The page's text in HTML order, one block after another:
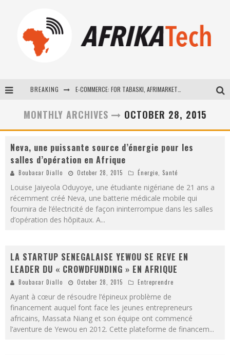
BREAKING
La Révolution Silencieuse : Quand Les Entrepreneurs Africains Décident de ne Plus se Taire
New to online sports betting? Consider These Tips to Play Your First Online Sports Betting Successfully
How Technology Has Changed Sports
MONTHLY ARCHIVES OCTOBER 28, 2015
Neva, une puissante source d’énergie pour les
salles d’opération en Afrique
Boubacar Diallo October 28, 2015 Énergie Santé
Louise Jaiyeola Oduyoye, une étudiante nigériane de 21 ans a
récemment créé Neva, une batterie médicale mobile qui
fournira de l’électricité de façon ininterrompue dans les salles
d’opération des hôpitaux. A...
LA STARTUP SENEGALAISE YEWOU SE REVE EN
LEADER DU « CROWDFUNDING » EN AFRIQUE
Boubacar Diallo October 28, 2015 Entreprendre
Ayant à cœur de résoudre l’épineux problème de
financement auquel font face les jeunes entrepreneurs
africains, Massata Niang et son équipe ont commencé
l’aventure de Yewou en 2012. Cette plateforme de financem...